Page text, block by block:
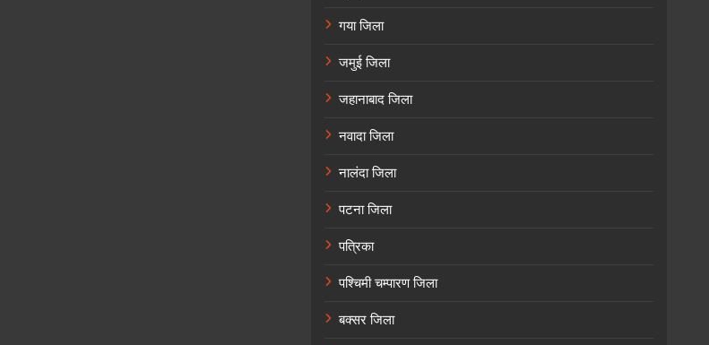
गया जिला
जमुई जिला
जहानाबाद जिला
नवादा जिला
नालंदा जिला
पटना जिला
पत्रिका
पश्चिमी चम्पारण जिला
बक्सर जिला